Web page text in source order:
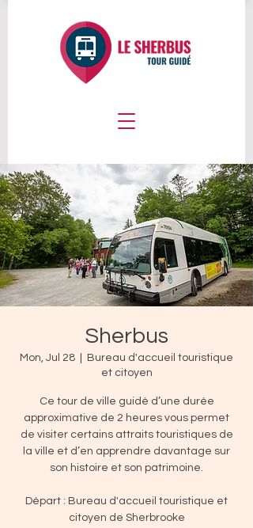
Sherbus
Mon, Jul 28
Bureau d'accueil touristique
et citoyen
Ce tour de ville guidé d’une durée
approximative de 2 heures vous permet
de visiter certains attraits touristiques de
la ville et d’en apprendre davantage sur
son histoire et son patrimoine.
Départ : Bureau d'accueil touristique et
citoyen de Sherbrooke